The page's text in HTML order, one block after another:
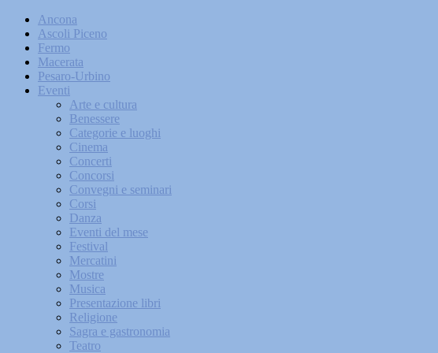
Ancona
Ascoli Piceno
Fermo
Macerata
Pesaro-Urbino
Eventi
Arte e cultura
Benessere
Categorie e luoghi
Cinema
Concerti
Concorsi
Convegni e seminari
Corsi
Danza
Eventi del mese
Festival
Mercatini
Mostre
Musica
Presentazione libri
Religione
Sagra e gastronomia
Teatro